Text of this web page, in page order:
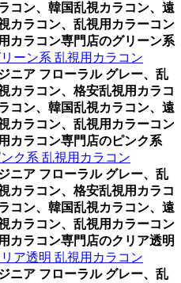
コン、韓国乱視カラコン、遠
カラコン、乱視用カラーコン
カラコン専門店のグリーン系
ーン系 乱視用カラコン
ニア フローラル グレー、乱
カラコン、格安乱視用カラコ
コン、韓国乱視カラコン、遠
カラコン、乱視用カラーコン
カラコン専門店のピンク系
ンク系 乱視用カラコン
ニア フローラル グレー、乱
カラコン、格安乱視用カラコ
コン、韓国乱視カラコン、遠
カラコン、乱視用カラーコン
カラコン専門店のクリア透明
ア透明 乱視用カラコン
ニア フローラル グレー、乱